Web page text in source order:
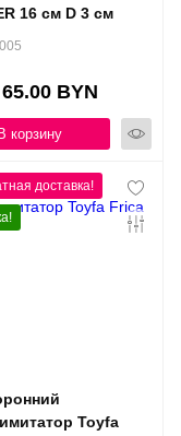
16 см D 3 см
65.00 BYN
В корзину
Toyfa